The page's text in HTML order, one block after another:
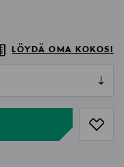
LÖYDÄ OMA KOKOSI